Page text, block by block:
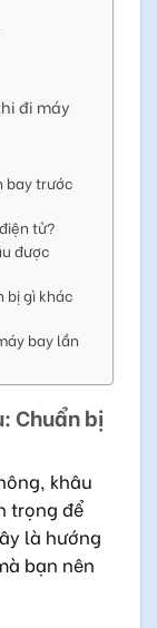
đi máy
bay trước
tử?
được
bị gì khác
bay lần
Chuẩn bị
khâu
trọng để
là hướng
bạn nên